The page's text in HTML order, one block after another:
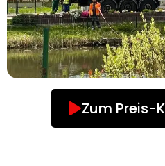
Zum Preis-